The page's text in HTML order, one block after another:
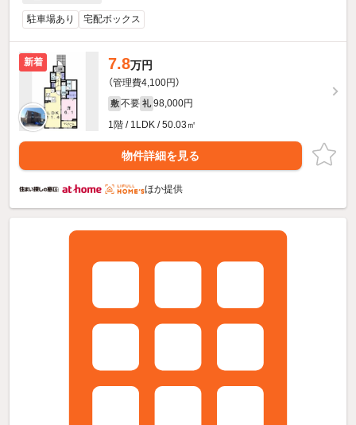
駐車場あり 宅配ボックス
新着 7.8万円
（管理費4,100円）
敷 不要 礼 98,000円
1階 / 1LDK / 50.03㎡
物件詳細を見る
ほか提供